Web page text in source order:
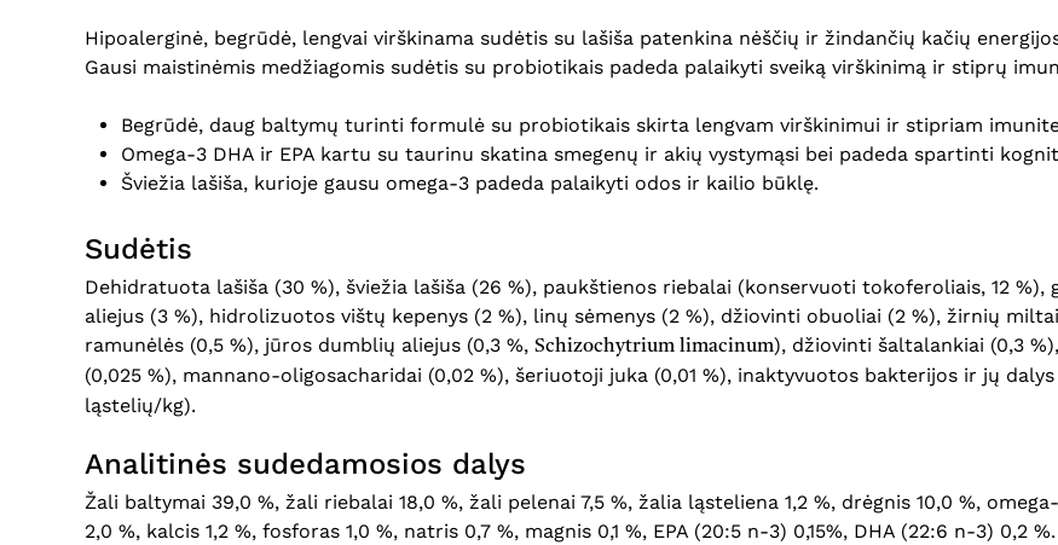
Hipoalerginė, begrūdė, lengvai virškinama sudėtis su lašiša patenkina nėščių ir žindančių kačių
Gausi maistinėmis medžiagomis sudėtis su probiotikais padeda palaikyti sveiką virškinimą ir stiprų
Begrūdė, daug baltymų turinti formulė su probiotikais skirta lengvam virškinimui ir stipriam
Omega-3 DHA ir EPA kartu su taurinu skatina smegenų ir akių vystymąsi bei padeda spartinti
Šviežia lašiša, kurioje gausu omega-3 padeda palaikyti odos ir kailio būklę.
Sudėtis
Dehidratuota lašiša (30 %), šviežia lašiša (26 %), paukštienos riebalai (konservuoti tokoferoliais, 12 %),
aliejus (3 %), hidrolizuotos vištų kepenys (2 %), linų sėmenys (2 %), džiovinti obuoliai (2 %), žirnių
ramunėlės (0,5 %), jūros dumblių aliejus (0,3 %, Schizochytrium limacinum), džiovinti šaltalankiai (0,3
(0,025 %), mannano-oligosacharidai (0,02 %), šeriuotoji juka (0,01 %), inaktyvuotos bakterijos ir jų dalys
ląstelių/kg).
Analitinės sudedamosios dalys
Žali baltymai 39,0 %, žali riebalai 18,0 %, žali pelenai 7,5 %, žalia ląsteliena 1,2 %, drėgnis 10,0 %,
2,0 %, kalcis 1,2 %, fosforas 1,0 %, natris 0,7 %, magnis 0,1 %, EPA (20:5 n-3) 0,15%, DHA (22:6 n-3) 0,2 %.